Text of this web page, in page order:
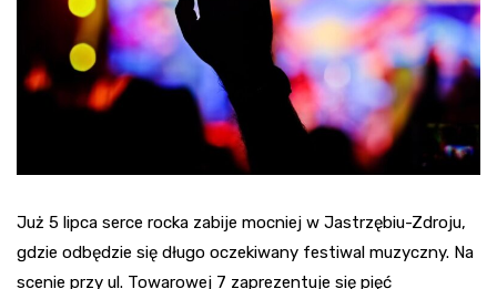
Już 5 lipca serce rocka zabije mocniej w Jastrzębiu-Zdroju,
gdzie odbędzie się długo oczekiwany festiwal muzyczny. Na
scenie przy ul. Towarowej 7 zaprezentuje się pięć